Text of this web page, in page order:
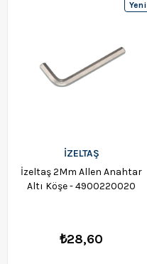
İZELTAŞ
İzeltaş 2Mm Allen Anahtar
Altı Köşe - 4900220020
₺28,60
Yeni